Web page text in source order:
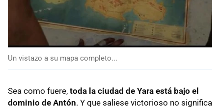
Un vistazo a su mapa completo...
Sea como fuere, toda la ciudad de Yara está bajo el
dominio de Antón. Y que saliese victorioso no significa